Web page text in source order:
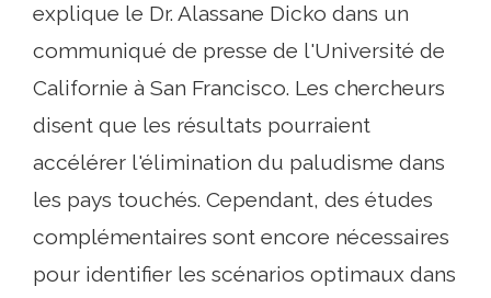
explique le Dr. Alassane Dicko dans un
communiqué de presse de l'Université de
Californie à San Francisco. Les chercheurs
disent que les résultats pourraient
accélérer l'élimination du paludisme dans
les pays touchés. Cependant, des études
complémentaires sont encore nécessaires
pour identifier les scénarios optimaux dans